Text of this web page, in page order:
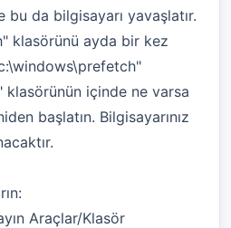
da bilgisayarı yavaşlatır.
klasörünü ayda bir kez
içinde ne varsa
başlatın. Bilgisayarınız
Araçlar/Klasör